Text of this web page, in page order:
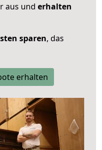
aus und erhalten
sparen, das
erhalten